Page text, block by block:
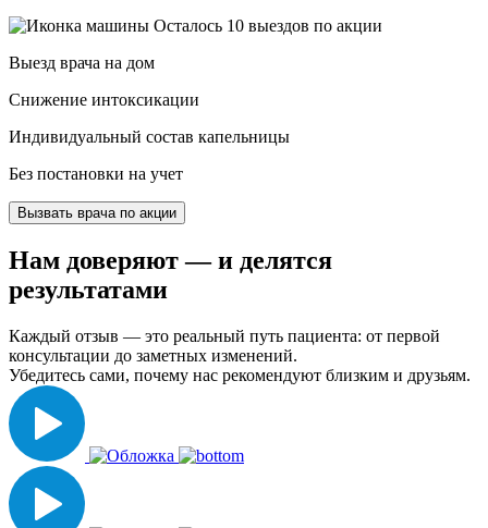
Осталось 10 выездов по акции
Выезд врача на дом
Снижение интоксикации
Индивидуальный состав капельницы
Без постановки на учет
Вызвать врача по акции
Нам доверяют— и делятся
результатами
Каждый отзыв — это реальный путь пациента: от первой
консультации до заметных изменений.
Убедитесь сами, почему нас рекомендуют близким и друзьям.